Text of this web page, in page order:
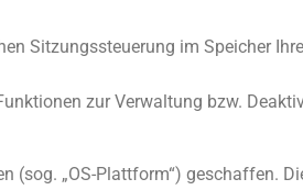
Sitzungssteuerung im Speicher
zur Verwaltung bzw.
(sog. „OS-Plattform“) geschaffen.